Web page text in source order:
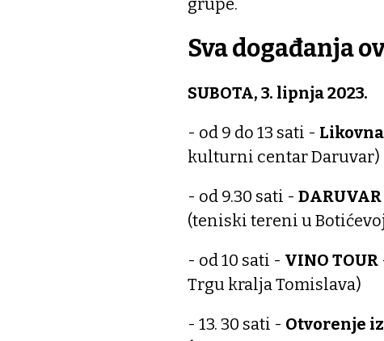
grupe.
Sva događanja
SUBOTA, 3. lipnja 2023.
- od 9 do 13 sati -
kulturni centar Daruvar)
- od 9.30 sati - DARUVAR
(teniski tereni u
- od 10 sati - VINO TOUR
Trgu kralja Tomislava)
- 13. 30 sati - Otvorenje